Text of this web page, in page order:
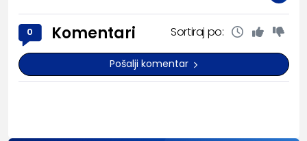
0 Komentari Sortiraj po:
Pošalji komentar